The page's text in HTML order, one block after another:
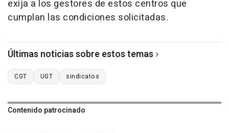
exija a los gestores de estos centros que
cumplan las condiciones solicitadas.
Últimas noticias sobre estos temas
CGT UGT sindicatos
Contenido patrocinado